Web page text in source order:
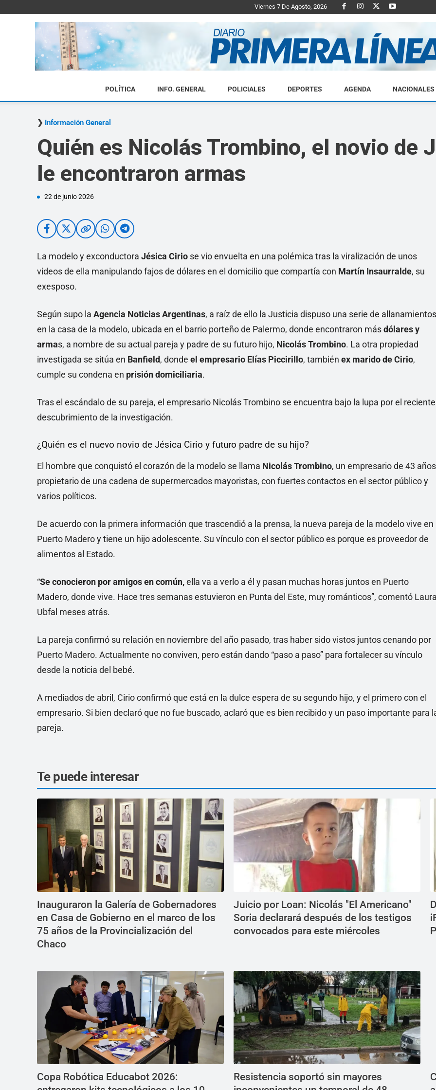
Viernes 7 De Agosto, 2026
Diario
POLÍTICA INFO. GENERAL POLICIALES DEPORTES AGENDA NACIONALES
Información General
Quién es Nicolás Trombino, el novio de
le encontraron armas
22 de junio 2026
La modelo y exconductora Jésica Cirio se vio envuelta en una polémica tras la viralización de unos
videos de ella manipulando fajos de dólares en el domicilio que compartía con Martín Insaurralde, su
exesposo.
Según supo la Agencia Noticias Argentinas, a raíz de ello la Justicia dispuso una serie de allanamientos
en la casa de la modelo, ubicada en el barrio porteño de Palermo, donde encontraron másdólares y
armas, a nombre de su actual pareja y padre de su futuro hijo, Nicolás Trombino. La otra propiedad
investigada se sitúa en Banfield, donde el empresario Elías Piccirillo, también ex marido de Cirio,
cumple su condena en prisión domiciliaria.
Tras el escándalo de su pareja, el empresario Nicolás Trombino se encuentra bajo la lupa por el reciente
descubrimiento de la investigación.
¿Quién es el nuevo novio de Jésica Cirio y futuro padre de su hijo?
El hombre que conquistó el corazón de la modelo se llama Nicolás Trombino, un empresario de 43
propietario de una cadena de supermercados mayoristas, con fuertes contactos en el sector público y
varios políticos.
De acuerdo con la primera información que trascendió a la prensa, la nueva pareja de la modelo vive en
Puerto Madero y tiene un hijo adolescente. Su vínculo con el sector público es porque es proveedor de
alimentos al Estado.
“Se conocieron por amigos en común,ella va a verlo a él y pasan muchas horas juntos en Puerto
Madero, donde vive. Hace tres semanas estuvieron en Punta del Este, muy románticos”, comentó
Ubfal meses atrás.
La pareja confirmó su relación en noviembre del año pasado, tras haber sido vistos juntos cenando por
Puerto Madero. Actualmente no conviven, pero están dando “paso a paso” para fortalecer su vínculo
desde la noticia del bebé.
A mediados de abril, Cirio confirmó que está en la dulce espera de su segundo hijo, y el primero con el
empresario. Si bien declaró que no fue buscado, aclaró que es bien recibido y un paso importante para
pareja.
Te puede interesar
Inauguraron la Galería de Gobernadores
en Casa de Gobierno en el marco de los
75 años de la Provincialización del
Chaco
Juicio por Loan: Nicolás "El Americano"
Soria declarará después de los testigos
convocados para este miércoles
Copa Robótica Educabot 2026:
Resistencia soportó sin mayores